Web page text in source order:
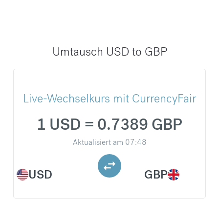
Umtausch USD to GBP
Live-Wechselkurs mit CurrencyFair
USD
1 USD = 0.7389 GBP
Aktualisiert am 07:48
GBP